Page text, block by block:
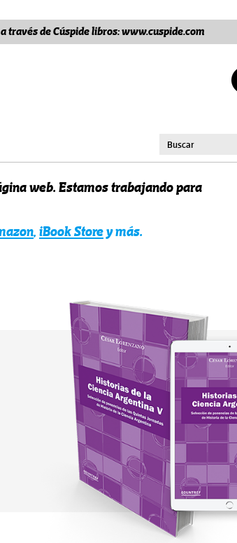
través de Cúspide libros: www.cuspide.com
web. Estamos trabajando para
, iBook Storey más.